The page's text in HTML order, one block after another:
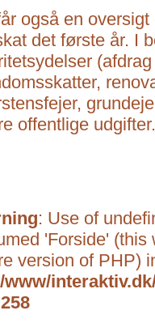
også en
det første år. I
offentlige udgifter.
: Use of
'Forside'
version of PHP)
www/
258